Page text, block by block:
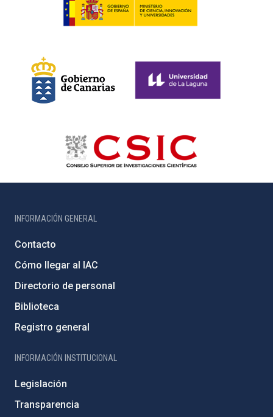
INFORMACIÓN GENERAL
Contacto
Cómo llegar al IAC
Directorio de personal
Biblioteca
Registro general
INFORMACIÓN INSTITUCIONAL
Legislación
Transparencia